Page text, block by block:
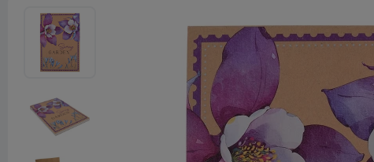
Канцтовари
Література та розвиток
Творчість